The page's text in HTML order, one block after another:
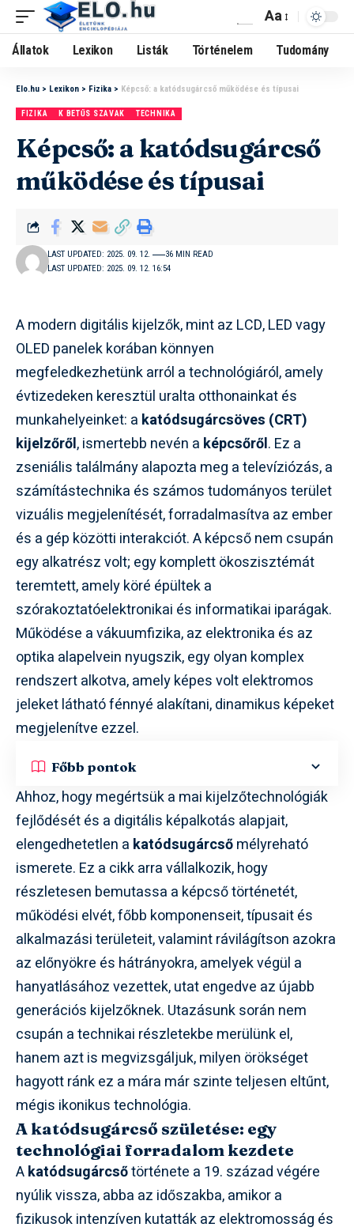
Aa
Állatok Lexikon Listák Történelem Tudomány
Elo.hu > Lexikon > Fizika > Képcső: a katódsugárcső működése és típusai
FIZIKA K BETŰS SZAVAK TECHNIKA
Képcső: a katódsugárcső
működése és típusai
LAST UPDATED: 2025. 09. 12. 16:54
LAST UPDATED: 2025. 09. 12. 36 MIN READ
A modern digitális kijelzők, mint az LCD, LED vagy
OLED panelek korában könnyen
megfeledkezhetünk arról a technológiáról, amely
évtizedeken keresztül uralta otthonainkat és
munkahelyeinket: a katódsugárcsöves (CRT)
kijelzőről, ismertebb nevén a képcsőről. Ez a
zseniális találmány alapozta meg a televíziózás, a
számítástechnika és számos tudományos terület
vizuális megjelenítését, forradalmasítva az ember
és a gép közötti interakciót. A képcső nem csupán
egy alkatrész volt; egy komplett ökoszisztémát
teremtett, amely köré épültek a
szórakoztatóelektronikai és informatikai iparágak.
Működése a vákuumfizika, az elektronika és az
optika alapelvein nyugszik, egy olyan komplex
rendszert alkotva, amely képes volt elektromos
jeleket látható fénnyé alakítani, dinamikus képeket
megjelenítve ezzel.
Főbb pontok
Ahhoz, hogy megértsük a mai kijelzőtechnológiák
fejlődését és a digitális képalkotás alapjait,
elengedhetetlen a katódsugárcsőmélyreható
ismerete. Ez a cikk arra vállalkozik, hogy
részletesen bemutassa a képcső történetét,
működési elvét, főbb komponenseit, típusait és
alkalmazási területeit, valamint rávilágítson azokra
az előnyökre és hátrányokra, amelyek végül a
hanyatlásához vezettek, utat engedve az újabb
generációs kijelzőknek. Utazásunk során nem
csupán a technikai részletekbe merülünk el,
hanem azt is megvizsgáljuk, milyen örökséget
hagyott ránk ez a mára már szinte teljesen eltűnt,
mégis ikonikus technológia.
A katódsugárcső születése: egy
technológiai forradalom kezdete
Akatódsugárcsőtörténete a 19. század végére
nyúlik vissza, abba az időszakba, amikor a
fizikusok intenzíven kutatták az elektromosság és